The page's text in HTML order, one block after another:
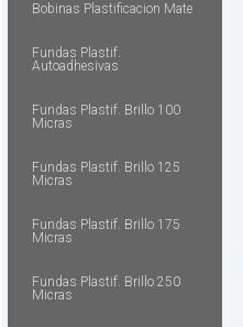
Bobinas Plastificacion Mate
Fundas Plastif.
Autoadhesivas
Fundas Plastif. Brillo 100
Micras
Fundas Plastif. Brillo 125
Micras
Fundas Plastif. Brillo 175
Micras
Fundas Plastif. Brillo 250
Micras